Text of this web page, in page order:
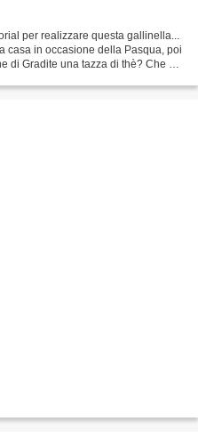
per realizzare questa gallinella...
casa in occasione della Pasqua, poi
di Gradite una tazza di thè? Che ne